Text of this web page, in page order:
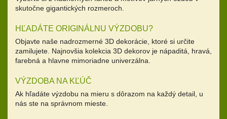
skutočne gigantických rozmeroch.
HĽADÁTE ORIGINÁLNU VÝZDOBU?
Objavte naše nadrozmerné 3D dekorácie, ktoré si určite
zamilujete. Najnovšia kolekcia 3D dekorov je nápaditá, hravá,
farebná a hlavne mimoriadne univerzálna.
VÝZDOBA NA KĽÚČ
Ak hľadáte výzdobu na mieru s dôrazom na každý detail, u
nás ste na správnom mieste.